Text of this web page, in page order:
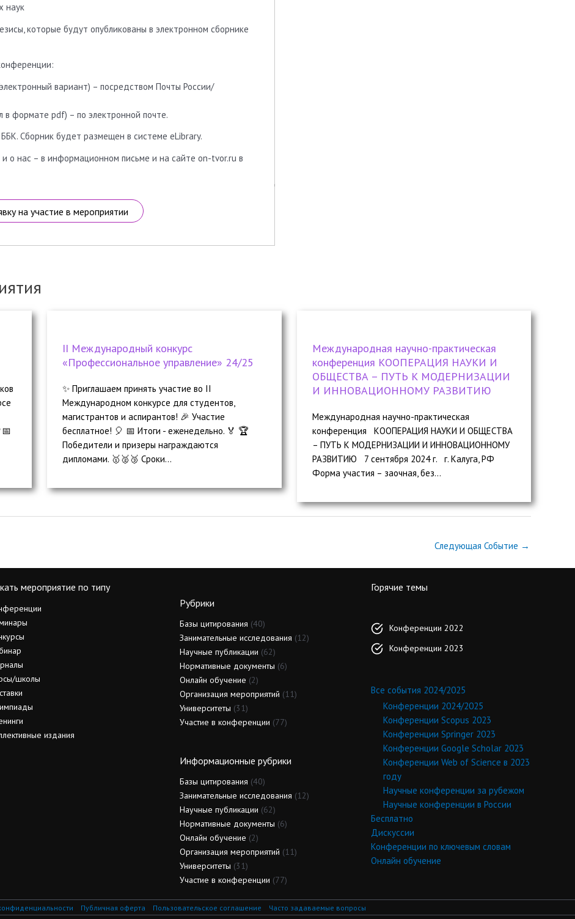
наук
которые будут опубликованы в электронном сборнике
вариант) – посредством Почты России/
формате pdf) – по электронной почте.
Сборник будет размещен в системе eLibrary.
о нас – в информационном письме и на сайте on-tvor.ru в
на участие в мероприятии
II Международный конкурс
«Профессиональное управление» 24/25
✨ Приглашаем принять участие во II
Международном конкурсе для студентов,
магистрантов и аспирантов! 🎉 Участие
бесплатное! 🎈 📅 Итоги - еженедельно. 🏅 🏆
Победители и призеры награждаются
дипломами. 🥇🥈🥉 Сроки...
Международная научно-практическая
конференция КООПЕРАЦИЯ НАУКИ И
ОБЩЕСТВА – ПУТЬ К МОДЕРНИЗАЦИИ
И ИННОВАЦИОННОМУ РАЗВИТИЮ
Международная научно-практическая
конференция КООПЕРАЦИЯ НАУКИ И ОБЩЕСТВА
– ПУТЬ К МОДЕРНИЗАЦИИ И ИННОВАЦИОННОМУ
РАЗВИТИЮ 7 сентября 2024 г. г. Калуга, РФ
Форма участия – заочная, без...
Следующая Событие →
мероприятие по типу
школы
издания
Рубрики
Базы цитирования (40)
Занимательные исследования (12)
Научные публикации (62)
Нормативные документы (6)
Онлайн обучение (2)
Организация мероприятий (11)
Университеты (31)
Участие в конференции (77)
Информационные рубрики
Базы цитирования (40)
Занимательные исследования (12)
Научные публикации (62)
Нормативные документы (6)
Онлайн обучение (2)
Организация мероприятий (11)
Университеты (31)
Участие в конференции (77)
Горячие темы
Конференции 2022
Конференции 2023
Все события 2024/2025
Конференции 2024/2025
Конференции Scopus 2023
Конференции Springer 2023
Конференции Google Scholar 2023
Конференции Web of Science в 2023
году
Научные конференции за рубежом
Научные конференции в России
Бесплатно
Дискуссии
Конференции по ключевым словам
Онлайн обучение
Публичная оферта Пользовательское соглашение
Часто задаваемые вопросы